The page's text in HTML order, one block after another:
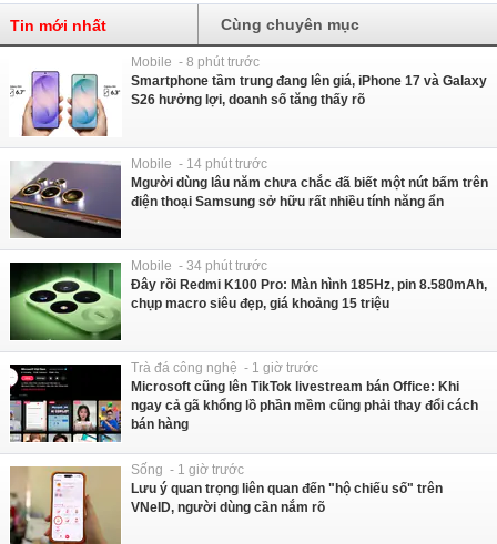
Tin mới nhất Cùng chuyên mục
Mobile - 8 phút trước
Smartphone tầm trung đang lên giá, iPhone 17 và Galaxy
S26 hưởng lợi, doanh số tăng thấy rõ
Mobile - 14 phút trước
Mgười dùng lâu năm chưa chắc đã biết một nút bấm trên
điện thoại Samsung sở hữu rất nhiều tính năng ẩn
Mobile - 34 phút trước
Đây rồi Redmi K100 Pro: Màn hình 185Hz, pin 8.580mAh,
chụp macro siêu đẹp, giá khoảng 15 triệu
Trà đá công nghệ - 1 giờ trước
Microsoft cũng lên TikTok livestream bán Office: Khi
ngay cả gã khổng lồ phần mềm cũng phải thay đổi cách
bán hàng
Sống - 1 giờ trước
Lưu ý quan trọng liên quan đến "hộ chiếu số" trên
VNeID, người dùng cần nắm rõ